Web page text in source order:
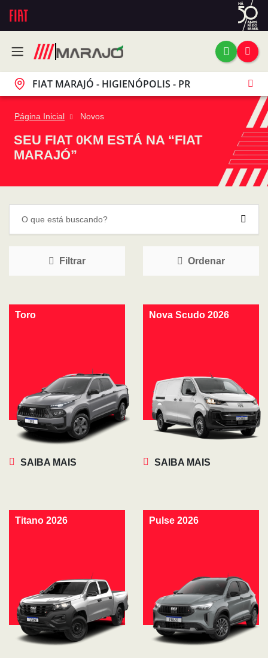
FIAT MARAJÓ - HIGIENÓPOLIS - PR
Página Inicial Novos
SEU FIAT 0KM ESTÁ NA “FIAT
MARAJÓ”
Filtrar Ordenar
Toro
SAIBA MAIS
Nova Scudo 2026
SAIBA MAIS
Titano 2026 Pulse 2026